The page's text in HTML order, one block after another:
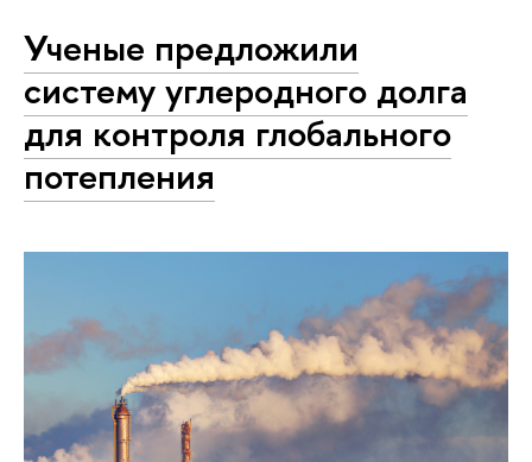
Ученые предложили
систему углеродного долга
для контроля глобального
потепления